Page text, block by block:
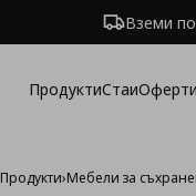
Вземи
ПродуктиСтаиОферти
Продукти›Мебели за